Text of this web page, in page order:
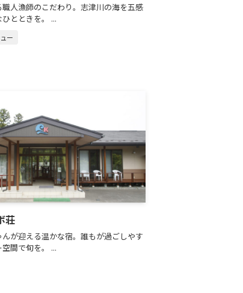
人漁師のこだわり。志津川の海を五感
とときを。 ...
ー
荘
んが迎える温かな宿。誰もが過ごしやす
間で旬を。 ...